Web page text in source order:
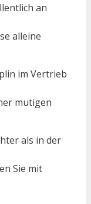
an
alleine
im Vertrieb
mutigen
als in der
Sie mit